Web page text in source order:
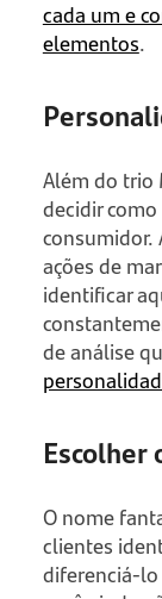
cada um e
elementos.
Além do trio
decidir
consumidor.
ações de
identificar
de análise
Escolher
O nome
clientes
diferenciá-